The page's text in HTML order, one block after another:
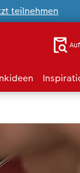
teilnehmen